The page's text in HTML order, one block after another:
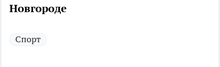
Новгороде
Спорт